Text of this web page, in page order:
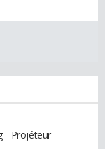
- Projéteur